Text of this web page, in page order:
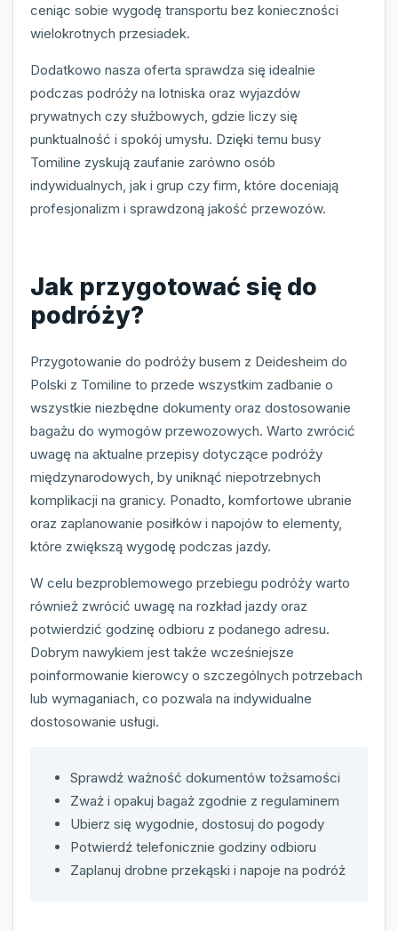
ceniąc sobie wygodę transportu bez konieczności
wielokrotnych przesiadek.
Dodatkowo nasza oferta sprawdza się idealnie
podczas podróży na lotniska oraz wyjazdów
prywatnych czy służbowych, gdzie liczy się
punktualność i spokój umysłu. Dzięki temu busy
Tomiline zyskują zaufanie zarówno osób
indywidualnych, jak i grup czy firm, które doceniają
profesjonalizm i sprawdzoną jakość przewozów.
Jak przygotować się do
podróży?
Przygotowanie do podróży busem z Deidesheim do
Polski z Tomiline to przede wszystkim zadbanie o
wszystkie niezbędne dokumenty oraz dostosowanie
bagażu do wymogów przewozowych. Warto zwrócić
uwagę na aktualne przepisy dotyczące podróży
międzynarodowych, by uniknąć niepotrzebnych
komplikacji na granicy. Ponadto, komfortowe ubranie
oraz zaplanowanie posiłków i napojów to elementy,
które zwiększą wygodę podczas jazdy.
W celu bezproblemowego przebiegu podróży warto
również zwrócić uwagę na rozkład jazdy oraz
potwierdzić godzinę odbioru z podanego adresu.
Dobrym nawykiem jest także wcześniejsze
poinformowanie kierowcy o szczególnych potrzebach
lub wymaganiach, co pozwala na indywidualne
dostosowanie usługi.
Sprawdź ważność dokumentów tożsamości
Zważ i opakuj bagaż zgodnie z regulaminem
Ubierz się wygodnie, dostosuj do pogody
Potwierdź telefonicznie godziny odbioru
Zaplanuj drobne przekąski i napoje na podróż